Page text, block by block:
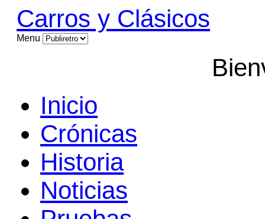
Carros y Clásicos
Menu
Inicio
Crónicas
Historia
Noticias